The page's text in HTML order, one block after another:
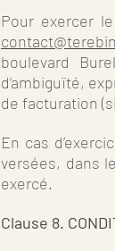
Pour exercer
boulevard
d’ambiguïté,
de facturation
En cas
versées, dans
exercé.
Clause 8.